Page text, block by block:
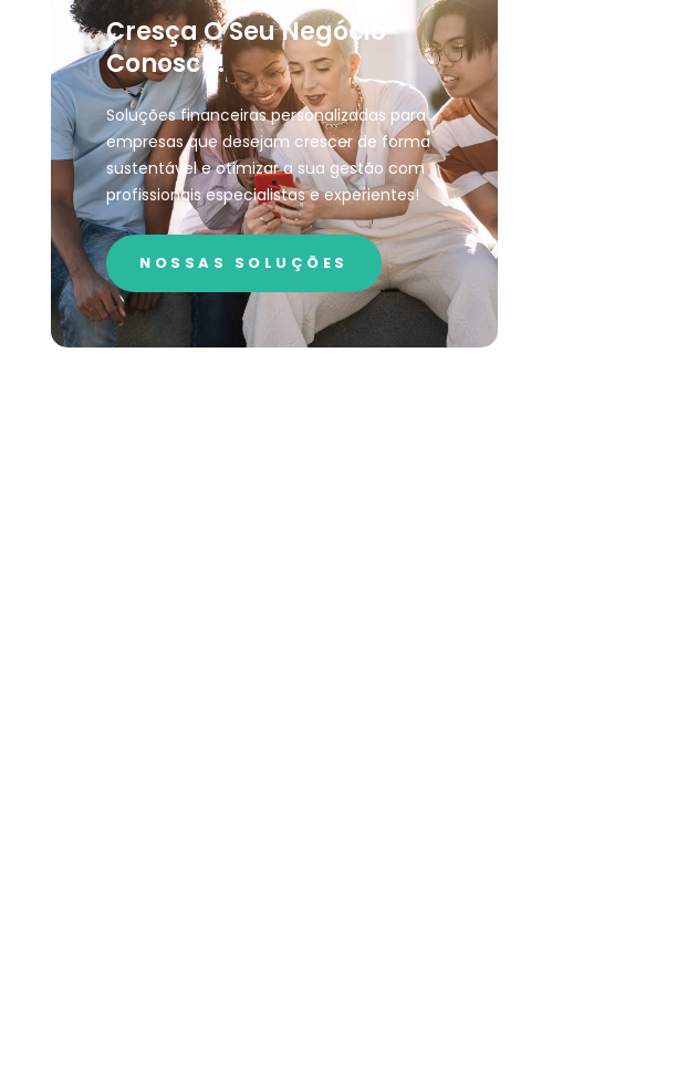
Cresça O Seu Negócio
Conosco!
Soluções financeiras personalizadas para
empresas que desejam crescer de forma
sustentável e otimizar a sua gestão com
profissionais especialistas e experientes!
NOSSAS SOLUÇÕES